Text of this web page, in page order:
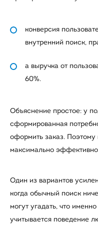
конверсия
внутренний поиск,
а выручка от
60%.
Объяснение простое: у
сформированная
оформить заказ. Поэтому
максимально
Один из вариантов
когда обычный поиск
могут угадать, что
учитывается поведение